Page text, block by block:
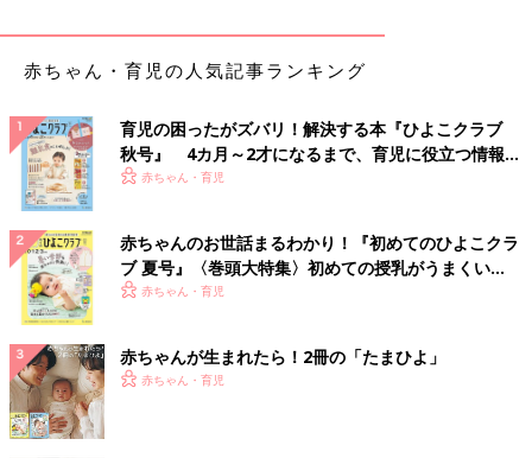
赤ちゃん・育児の人気記事ランキング
育児の困ったがズバリ！解決する本『ひよこクラブ
秋号』 4カ月～2才になるまで、育児に役立つ情報が
いっぱい！
赤ちゃん・育児
赤ちゃんのお世話まるわかり！『初めてのひよこクラ
ブ 夏号』〈巻頭大特集〉初めての授乳がうまくい
く！ おっぱい・ミルクの基本と夏のトラブル 解決テ
赤ちゃん・育児
赤ちゃんが生まれたら！2冊の「たまひよ」
赤ちゃん・育児